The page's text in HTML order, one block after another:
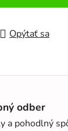
Opýtať sa
odber
a pohodlný